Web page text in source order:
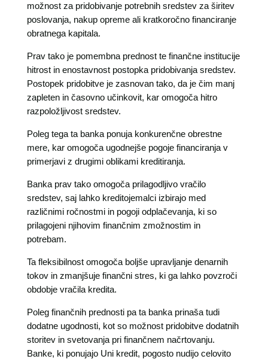
možnost za pridobivanje potrebnih sredstev za širitev
poslovanja, nakup opreme ali kratkoročno financiranje
obratnega kapitala.
Prav tako je pomembna prednost te finančne institucije
hitrost in enostavnost postopka pridobivanja sredstev.
Postopek pridobitve je zasnovan tako, da je čim manj
zapleten in časovno učinkovit, kar omogoča hitro
razpoložljivost sredstev.
Poleg tega ta banka ponuja konkurenčne obrestne
mere, kar omogoča ugodnejše pogoje financiranja v
primerjavi z drugimi oblikami kreditiranja.
Banka prav tako omogoča prilagodljivo vračilo
sredstev, saj lahko kreditojemalci izbirajo med
različnimi ročnostmi in pogoji odplačevanja, ki so
prilagojeni njihovim finančnim zmožnostim in
potrebam.
Ta fleksibilnost omogoča boljše upravljanje denarnih
tokov in zmanjšuje finančni stres, ki ga lahko povzroči
obdobje vračila kredita.
Poleg finančnih prednosti pa ta banka prinaša tudi
dodatne ugodnosti, kot so možnost pridobitve dodatnih
storitev in svetovanja pri finančnem načrtovanju.
Banke, ki ponujajo Uni kredit, pogosto nudijo celovito